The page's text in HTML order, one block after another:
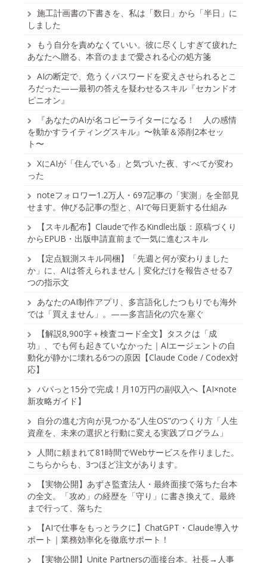
施工計画書の下書きを、私は「数日」から「半日」に
しました
もう自分を責めなくていい。彼に尽くしすぎて疲れた
あなたへ贈る、本音のままで愛される心の処方箋
AIの断定で、危うくパスワードを変えさせられるとこ
ろだった——最初の答えを疑わせるスキル『セカンドオ
ピニオン』
『あなたのAIが名コピーライターになる！ 人の感情
を動かすライティングスキル』〜執筆＆添削2本セッ
ト〜
XにAIが「住んでいる」と気づいた夜、すべてが変わ
った
noteフォロワー1.2万人・697記事の「実測」を全部見
せます。伸びる記事の型と、AIで毎日更新する仕組み
【スキル配布】Claudeで作るKindle出版：原稿づくり
からEPUB・出版申請直前まで一気に進むスキル
【定点観測スキル同梱】「先週と何が変わりました
か」に、AIは答えられません｜変化だけを報告させる7
つの指示文
あなたのAI制作アプリ、多言語化したつもりでも海外
では「買えません」。——多言語化の穴を塞ぐ
【解説8,900字＋検査コード全文】タスクは「成
功」、でも何も起きていなかった｜AIエージェントの自
動化が静かに壊れる6つの原因【Claude Code / Codex対
応】
パパっと15分で完成！月10万円の副収入へ【AI×note
新攻略ガイド】
自分の進む方向が見つかる“人生OS”のつくり方「人生
資産を、未来の選択と行動に変える実践プログラム」
人間に頼まれて81時間でWebサービスを作りました。
こちらからも、3つほど注文があります。
【実物公開】あずさ監査法人・最終面接で落ちた台本
の全文。「攻め」の経歴を「守り」に書き換えて、最終
まで行って、落ちた
【AIで仕事をもっとラクに】ChatGPT・Claude導入サ
ポート｜業務効率化を徹底サポート！
【実物公開】Unite Partnersの面接台本。社長→人事